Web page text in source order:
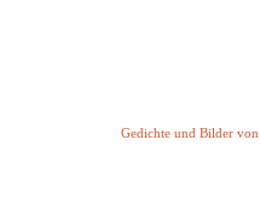
Gedichte und Bilder